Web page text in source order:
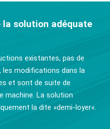
la solution adéquate
existantes, pas de
les modifications dans la
et sont de suite de
machine. La solution
la dite »demi-loyer«.